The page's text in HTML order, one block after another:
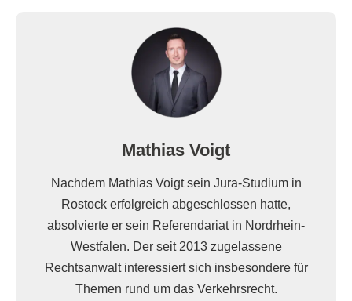
Mathias Voigt
Nachdem Mathias Voigt sein Jura-Studium in
Rostock erfolgreich abgeschlossen hatte,
absolvierte er sein Referendariat in Nordrhein-
Westfalen. Der seit 2013 zugelassene
Rechtsanwalt interessiert sich insbesondere für
Themen rund um das Verkehrsrecht.